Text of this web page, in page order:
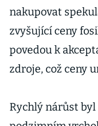
nakupovat
zvyšující ceny
povedou k
zdroje, což ceny
Rychlý nárůst